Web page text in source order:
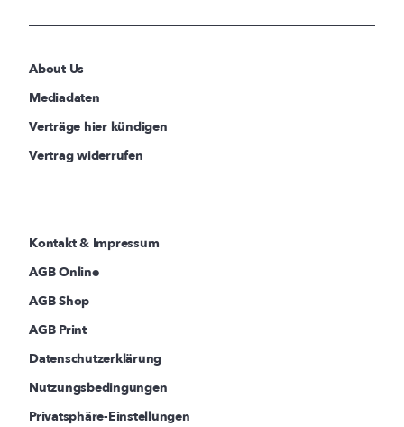
About Us
Mediadaten
Verträge hier kündigen
Vertrag widerrufen
Kontakt & Impressum
AGB Online
AGB Shop
AGB Print
Datenschutzerklärung
Nutzungsbedingungen
Privatsphäre-Einstellungen